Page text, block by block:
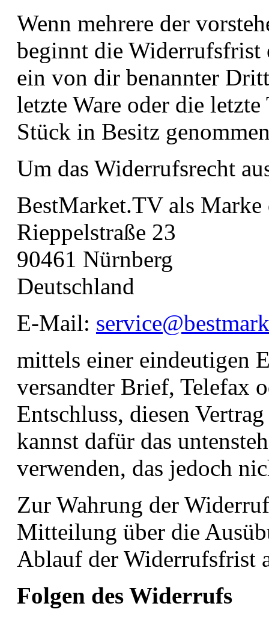
Wenn mehrere der
beginnt die Widerrufsfrist
ein von dir benannter
letzte Ware oder die
Stück in Besitz
Um das Widerrufsrecht
BestMarket.TV als
Rieppelstraße 23
90461 Nürnberg
Deutschland
E-Mail:
mittels einer eindeutigen
versandter Brief, Telefax
Entschluss, diesen
kannst dafür das
verwenden, das jedoch
Zur Wahrung der
Mitteilung über die
Ablauf der Widerrufsfrist
Folgen des Widerrufs